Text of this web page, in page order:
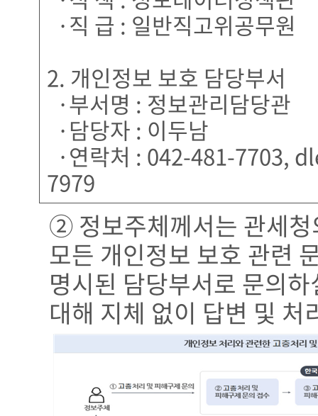
·직 급 : 일반직고위공무원
2. 개인정보 보호 담당부서
·부서명 : 정보관리담당관
·담당자 : 이두남
·연락처 : 042-481-7703,
7979
② 정보주체께서는 관세
모든 개인정보 보호 관련
명시된 담당부서로 문의
대해 지체 없이 답변 및